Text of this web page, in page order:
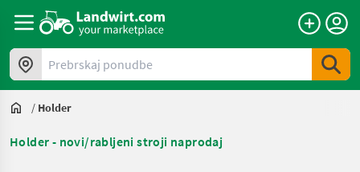
Prebrskaj ponudbe
/ Holder
Holder - novi/rabljeni stroji naprodaj